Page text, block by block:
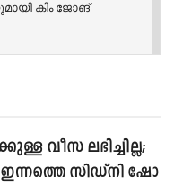
കിം ജോങ്
വീസ ലഭിച്ചില്ല;
സിഡ്നി ഷോ